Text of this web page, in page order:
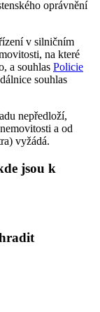
oprávnění
v silničním
na které
a souhlas Policie
souhlas
nepředloží,
a od
vyžádá.
jsou k